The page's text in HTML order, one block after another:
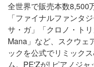
全世界で販売本数8,500
「ファイナルファンタ
サ・ガ」「クロノ・ト
Mana」など、スクウェ
ックを公式でリミック
ム。PE'Zが! ピアノジ